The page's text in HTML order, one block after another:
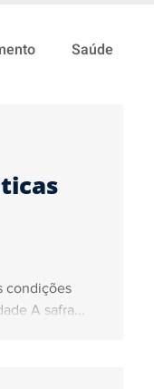
Saúde
John
condições
A safra...